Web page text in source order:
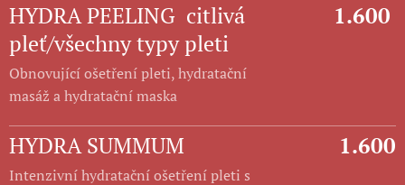
HYDRA PEELING citlivá
pleť/všechny typy pleti
Obnovující ošetření pleti, hydratační
masáž a hydratační maska
1.600
HYDRA SUMMUM
Intenzivní hydratační ošetření pleti s
1.600